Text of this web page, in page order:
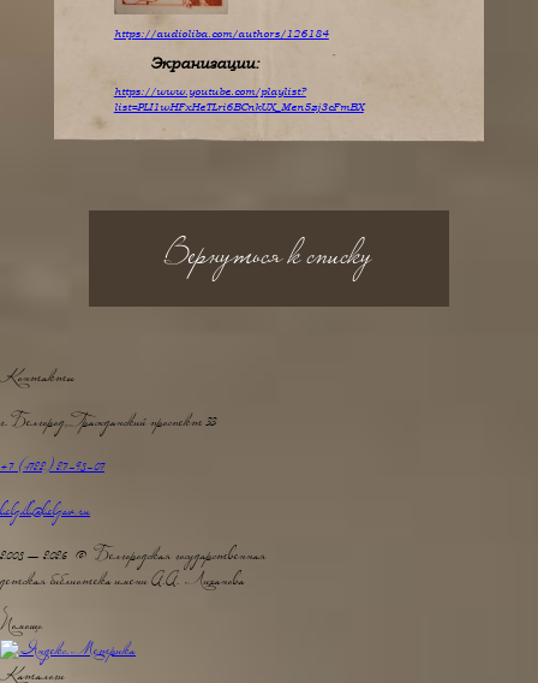
https://audioliba.com/authors/126184
Экранизации:
https://www.youtube.com/playlist?
list=PLI1wHFxHeTLri6BCnkUX_Men5zj3cFmBX
Вернуться к списку
Контакты
г. Белгород, Гражданский проспект 33
+7 (4722) 27-98-07
belgdb@belgov.ru
2008 — 2026 © Белгородская государственная
детская библиотека имени А.А. Лиханова
Помощь
Каталоги